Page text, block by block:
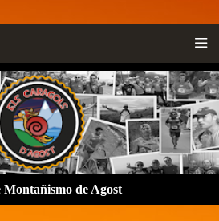
Montañismo de Agost